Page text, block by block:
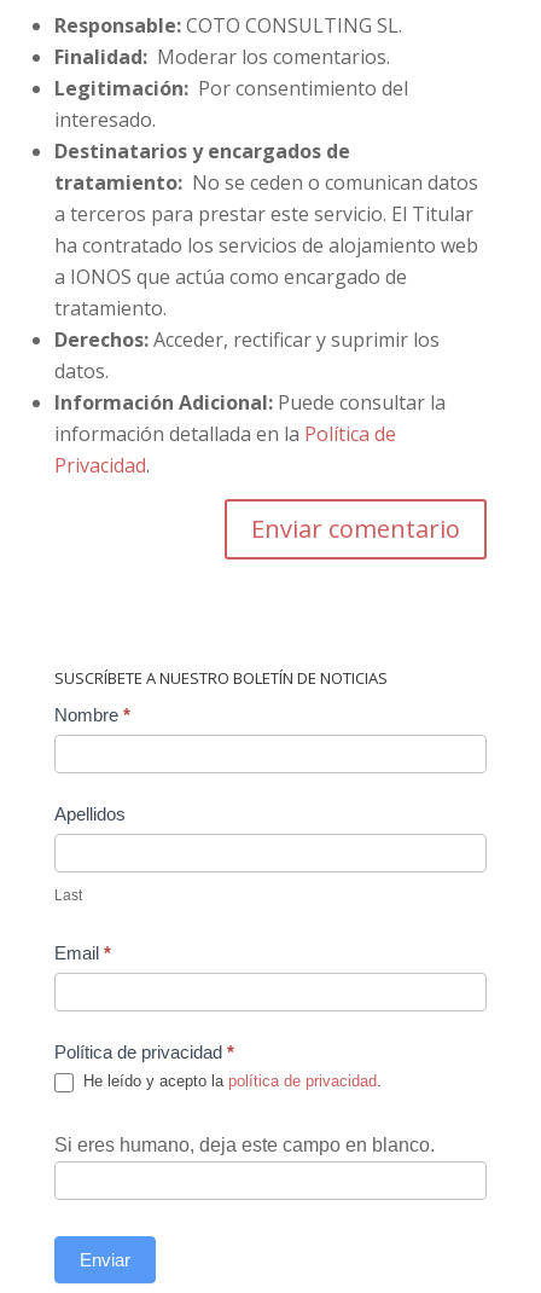
Responsable:COTO CONSULTING SL.
Finalidad:Moderar los comentarios.
Legitimación:Por consentimiento del
interesado.
Destinatarios y encargados de
tratamiento:No se ceden o comunican datos
a terceros para prestar este servicio. El Titular
ha contratado los servicios de alojamiento web
a IONOS que actúa como encargado de
tratamiento.
Derechos:Acceder, rectificar y suprimir los
datos.
Información Adicional:Puede consultar la
información detallada en la Política de
Privacidad.
SUSCRÍBETE A NUESTRO BOLETÍN DE NOTICIAS
Contact
Nombre *
Apellidos
Last
Email *
Política de privacidad *
He leído y acepto la política de privacidad.
Si eres humano, deja este campo en blanco.
Enviar